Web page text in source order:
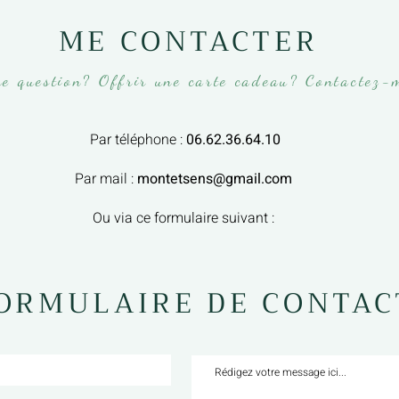
ME CONTACTER
question? Offrir une carte cadeau? Contactez-
Par téléphone :06.62.36.64.10
Par mail : montetsens@gmail.com
Ou via ce formulaire suivant :
DE